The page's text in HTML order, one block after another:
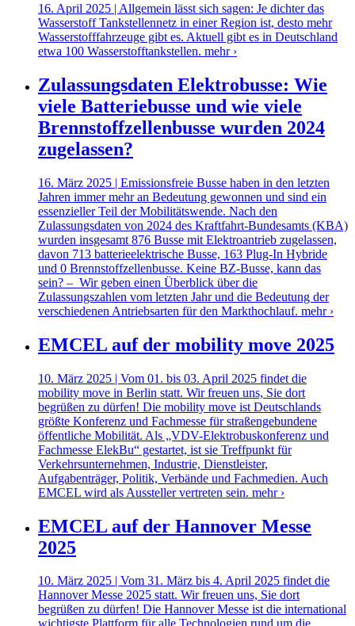
16. April 2025 | Allgemein lässt sich sagen: Je dichter das
Wasserstoff Tankstellennetz in einer Region ist, desto mehr
Wasserstofffahrzeuge gibt es. Aktuell gibt es in Deutschland
etwa 100 Wasserstofftankstellen. mehr ›
Zulassungsdaten Elektrobusse: Wie
viele Batteriebusse und wie viele
Brennstoffzellenbusse wurden 2024
zugelassen?
16. März 2025 | Emissionsfreie Busse haben in den letzten
Jahren immer mehr an Bedeutung gewonnen und sind ein
essenzieller Teil der Mobilitätswende. Nach den
Zulassungsdaten von 2024 des Kraftfahrt-Bundesamts (KBA)
wurden insgesamt 876 Busse mit Elektroantrieb zugelassen,
davon 713 batterieelektrische Busse, 163 Plug-In Hybride
und 0 Brennstoffzellenbusse. Keine BZ-Busse, kann das
sein? – Wir geben einen Überblick über die
Zulassungszahlen vom letzten Jahr und die Bedeutung der
verschiedenen Antriebsarten für den Markthochlauf. mehr ›
EMCEL auf der mobility move 2025
10. März 2025 | Vom 01. bis 03. April 2025 findet die
mobility move in Berlin statt. Wir freuen uns, Sie dort
begrüßen zu dürfen! Die mobility move ist Deutschlands
größte Konferenz und Fachmesse für straßengebundene
öffentliche Mobilität. Als „VDV-Elektrobuskonferenz und
Fachmesse ElekBu“ gestartet, ist sie Treffpunkt für
Verkehrsunternehmen, Industrie, Dienstleister,
Aufgabenträger, Politik, Verbände und Fachmedien. Auch
EMCEL wird als Aussteller vertreten sein. mehr ›
EMCEL auf der Hannover Messe
2025
10. März 2025 | Vom 31. März bis 4. April 2025 findet die
Hannover Messe 2025 statt. Wir freuen uns, Sie dort
begrüßen zu dürfen! Die Hannover Messe ist die international